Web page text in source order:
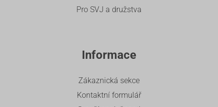
Pro SVJ a družstva
Informace
Zákaznická sekce
Kontaktní formulář